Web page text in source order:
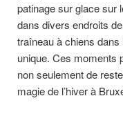
patinage sur glace sur
dans divers endroits
traîneau à chiens
unique. Ces moments
non seulement de
magie de l’hiver à